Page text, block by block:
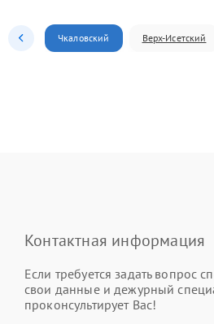
Чкаловский Верх-Исетский
Контактная информация
Если требуется задать вопрос
свои данные и дежурный
проконсультирует Вас!